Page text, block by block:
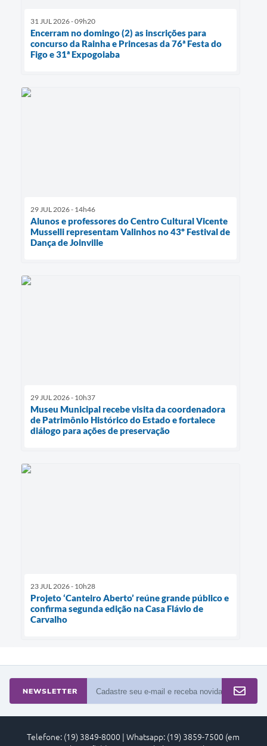
31 JUL 2026 - 09h20
Encerram no domingo (2) as inscrições para
concurso da Rainha e Princesas da 76ª Festa do
Figo e 31ª Expogoiaba
29 JUL 2026 - 14h46
Alunos e professores do Centro Cultural Vicente
Musselli representam Valinhos no 43º Festival de
Dança de Joinville
29 JUL 2026 - 10h37
Museu Municipal recebe visita da coordenadora
de Patrimônio Histórico do Estado e fortalece
diálogo para ações de preservação
23 JUL 2026 - 10h28
Projeto ‘Canteiro Aberto’ reúne grande público e
confirma segunda edição na Casa Flávio de
Carvalho
NEWSLETTER
Telefone: (19) 3849-8000 | Whatsapp: (19) 3859-7500 (em